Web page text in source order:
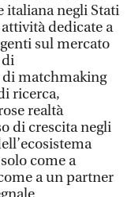
italiana negli Stati
dedicate a
sul mercato
di
matchmaking
ricerca,
realtà
di crescita negli
come a
a un partner